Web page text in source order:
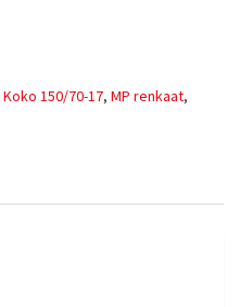
Koko 150/70-17, MP renkaat,